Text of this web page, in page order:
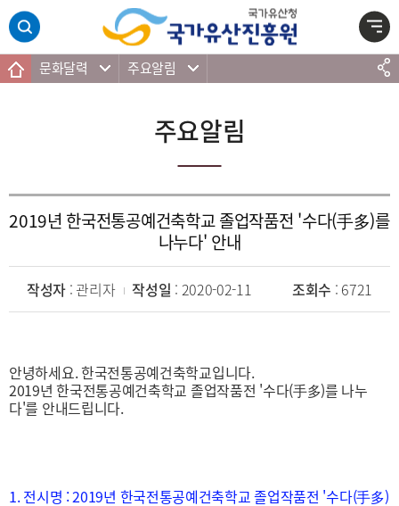
본문 바로가기
주메뉴 바로가기
하단 바로가기
문화달력 주요알림
주요알림
2019년 한국전통공예건축학교 졸업작품전 '수다(手多)를
나누다' 안내
작성자 : 관리자 작성일 : 2020-02-11 조회수 : 6721
안녕하세요. 한국전통공예건축학교입니다.
2019년 한국전통공예건축학교 졸업작품전 '수다(手多)를 나누
다'를 안내드립니다.
1. 전시명 : 2019년 한국전통공예건축학교 졸업작품전 '수다(手多)